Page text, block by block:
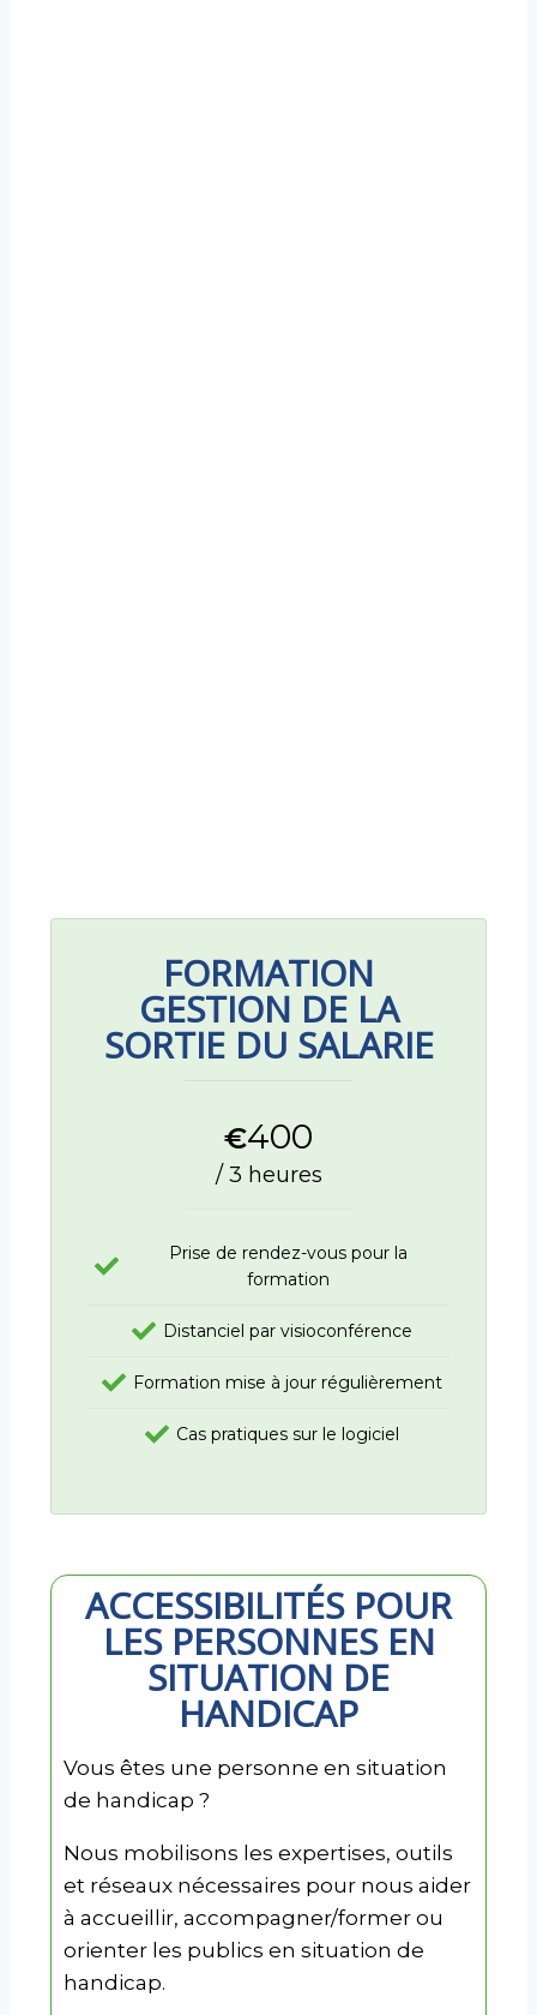
FORMATION
GESTION DE LA
SORTIE DU SALARIE
€400
/ 3 heures
Prise de rendez-vous pour la
formation
Distanciel par visioconférence
Formation mise à jour régulièrement
Cas pratiques sur le logiciel
ACCESSIBILITÉS POUR
LES PERSONNES EN
SITUATION DE
HANDICAP
Vous êtes une personne en situation
de handicap ?
Nous mobilisons les expertises, outils
et réseaux nécessaires pour nous aider
à accueillir, accompagner/former ou
orienter les publics en situation de
handicap.